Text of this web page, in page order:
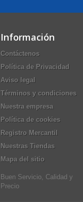
Información
Contáctenos
Política de Privacidad
Aviso legal
Términos y condiciones
Nuestra empresa
Política de cookies
Registro Mercantil
Nuestras Tiendas
Mapa del sitio
Buen Servicio, Calidad y
Precio